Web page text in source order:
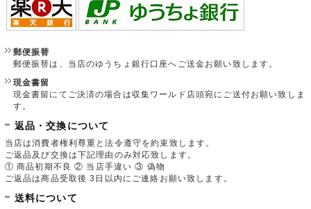
郵便振替
郵便振替は、当店のゆうちょ銀行口座へご送金お願い致します。
現金書留
現金書留にてご決済の場合は収集ワールド店頭宛にご送付お願い致しま
す。
返品・交換について
当店は消費者権利尊重と法令遵守を約束致します。
ご返品及び交換は下記理由のみ対応致します。
① 商品初期不良 ② 当店手違い ③ 偽物
ご返品は商品受取後 3日以内にご連絡お願い致します。
送料について